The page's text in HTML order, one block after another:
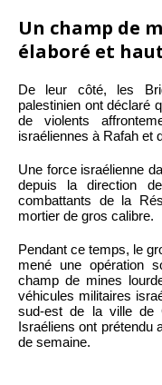
Un champ de
élaboré et
De leur côté, les
palestinien ont déclaré
de violents
israéliennes à Rafah et
Une force israélienne
depuis la direction
combattants de la
mortier de gros calibre.
Pendant ce temps, le
mené une opération
champ de mines
véhicules militaires
sud-est de la ville de
Israéliens ont prétendu
de semaine.